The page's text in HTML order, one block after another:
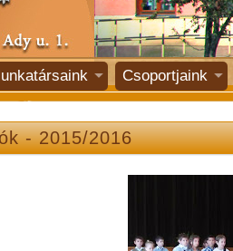
Csoportjaink
-2015/2016